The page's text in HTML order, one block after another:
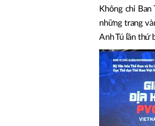
Không chỉ
những trang
Anh Tú lần thứ